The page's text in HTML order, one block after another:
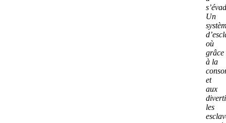
Un
où
grâce
à la
et
aux
les